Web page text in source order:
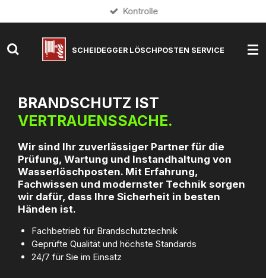
Hauptinhalt
Kontrolle
SCHEIDEGGER LÖSCHPOSTEN SERVICE
BRANDSCHUTZ IST
VERTRAUENSSACHE.
Wir sind Ihr zuverlässiger Partner für die
Prüfung, Wartung und Instandhaltung von
Wasserlöschposten. Mit Erfahrung,
Fachwissen und modernster Technik sorgen
wir dafür, dass Ihre Sicherheit in besten
Händen ist.
Fachbetrieb für Brandschutztechnik
Geprüfte Qualität und höchste Standards
24/7 für Sie im Einsatz